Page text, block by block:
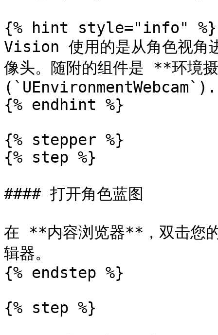
{% hint style="info" %}
Vision 使用的是从角色视角
像头。随附的组件是 **环境
(`UEnvironmentWebcam`).
{% endhint %}
{% stepper %}
{% step %}
#### 打开角色蓝图
在 **内容浏览器**，双击您
辑器。
{% endstep %}
{% step %}